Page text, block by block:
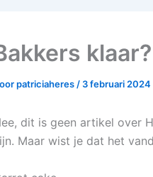
patriciaheres / 3 februari 2024
dit is geen artikel over
Maar wist je dat het